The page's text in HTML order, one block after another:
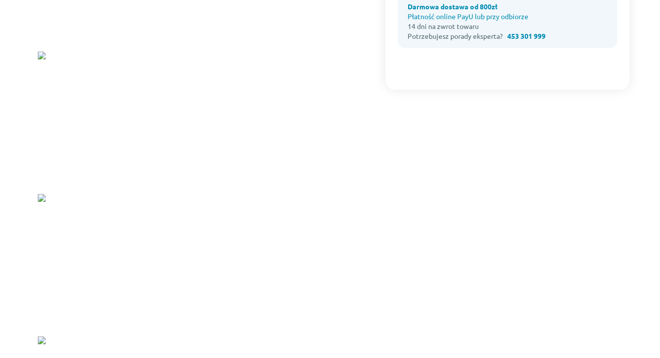
Darmowa dostawa od 800zł
Płatność online PayU lub przy odbiorze
14 dni na zwrot towaru
Potrzebujesz porady eksperta?453 301 999